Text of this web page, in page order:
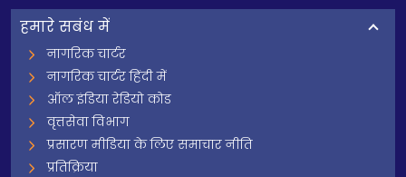
हमारे सबंध में
नागरिक चार्टर
नागरिक चार्टर हिंदी में
ऑल इंडिया रेडियो कोड
वृत्तसेवा विभाग
प्रसारण मीडिया के लिए समाचार नीति
प्रतिक्रिया